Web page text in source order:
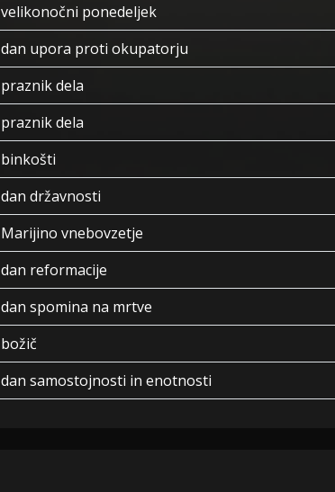
velikonočni ponedeljek
dan upora proti okupatorju
praznik dela
praznik dela
binkošti
dan državnosti
Marijino vnebovzetje
dan reformacije
dan spomina na mrtve
božič
dan samostojnosti in enotnosti